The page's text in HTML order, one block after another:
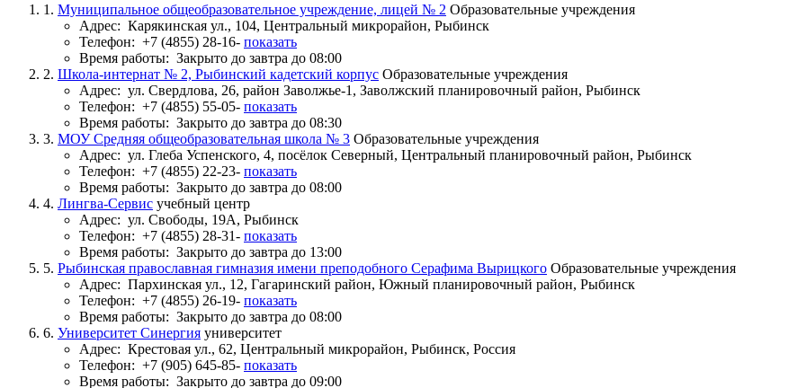
1. Муниципальное общеобразовательное учреждение, лицей № 2 Образовательные учреждения
Адрес: Карякинская ул., 104, Центральный микрорайон, Рыбинск
Телефон: +7 (4855) 28-16- показать
Время работы: Закрыто до завтра до 08:00
2. Школа-интернат № 2, Рыбинский кадетский корпус Образовательные учреждения
Адрес: ул. Свердлова, 26, район Заволжье-1, Заволжский планировочный район, Рыбинск
Телефон: +7 (4855) 55-05- показать
Время работы: Закрыто до завтра до 08:30
3. МОУ Средняя общеобразовательная школа № 3 Образовательные учреждения
Адрес: ул. Глеба Успенского, 4, посёлок Северный, Центральный планировочный район, Рыбинск
Телефон: +7 (4855) 22-23- показать
Время работы: Закрыто до завтра до 08:00
4. Лингва-Сервис учебный центр
Адрес: ул. Свободы, 19А, Рыбинск
Телефон: +7 (4855) 28-31- показать
Время работы: Закрыто до завтра до 13:00
5. Рыбинская православная гимназия имени преподобного Серафима Вырицкого Образовательные учреждения
Адрес: Пархинская ул., 12, Гагаринский район, Южный планировочный район, Рыбинск
Телефон: +7 (4855) 26-19- показать
Время работы: Закрыто до завтра до 08:00
6. Университет Синергия университет
Адрес: Крестовая ул., 62, Центральный микрорайон, Рыбинск, Россия
Телефон: +7 (905) 645-85- показать
Время работы: Закрыто до завтра до 09:00